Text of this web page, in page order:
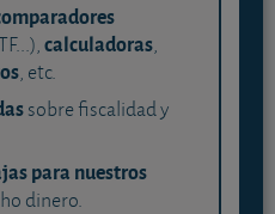
calculadoras,
, etc.
sobre fiscalidad y
para nuestros
dinero.